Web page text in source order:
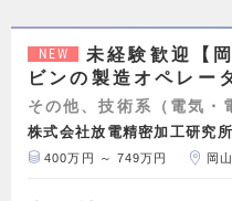
NEW
未経験歓迎【
ビンの製造オペレー
その他、技術系（電気・
株式会社放電精密加工研究所
400万円 ～ 749万円 岡